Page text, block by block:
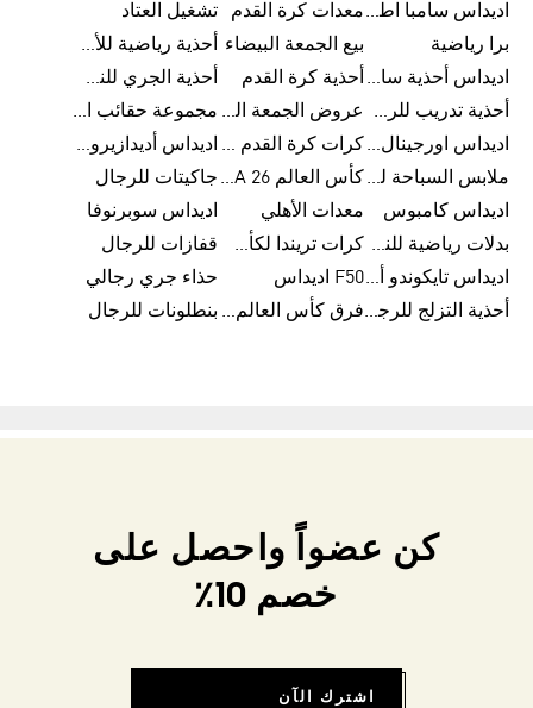
اديداس سامبا اطفالمعدات كرة القدم
تشغيل العتاد
برا رياضية
بيع الجمعة البيضاء
أحذية رياضية للأطفال
اديداس أحذية سامبا للنساء أحذية كرة القدم
أحذية الجري للنساء
أحذية تدريب للرجال
عروض الجمعة البيضاء للرجال
مجموعة حقائب الظهر
اديداس اورجينال ملابس
كرات كرة القدم للرجال
اديداس أديدازيرو معدات الجري
ملابس السباحة للرجال
كأس العالم FIFA 26™ جاكيتات للرجال
اديداس كامبوس
معدات الأهلي
اديداس سوبرنوفا
بدلات رياضية للنساء
كرات تريندا لكأس العالم FIFA 26™
قفازات للرجال
اديداس تايكوندو أورجنالزF50 اديداس
حذاء جري رجالي
أحذية التزلج للرجال
فرق كأس العالم FIFA 26™ بنطلونات للرجال
كن عضواً واحصل على
خصم 10٪
اشترك الآن